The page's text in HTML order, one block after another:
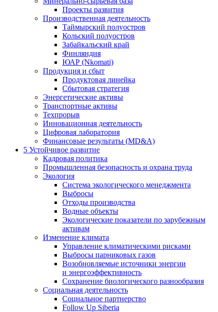
Проекты развития
Производственная деятельность
Таймырский полуостров
Кольский полуостров
Забайкальский край
Финляндия
ЮАР (Nkomati)
Продукция и сбыт
Продуктовая линейка
Сбытовая стратегия
Энергетические активы
Транспортные активы
Техпрорыв
Инновационная деятельность
Цифровая лаборатория
Финансовые результаты (MD&A)
5 Устойчивое развитие
Кадровая политика
Промышленная безопасность и охрана труда
Экология
Система экологического менеджмента
Выбросы
Отходы производства
Водные объекты
Экологические показатели по зарубежным
активам
Изменение климата
Управление климатическими рисками
Выбросы парниковых газов
Возобновляемые источники энергии
и энергоэффективность
Сохранение биологического разнообразия
Социальная деятельность
Социальное партнерство
Follow Up Siberia